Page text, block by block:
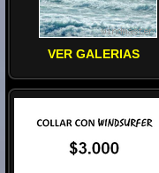
VER GALERIAS